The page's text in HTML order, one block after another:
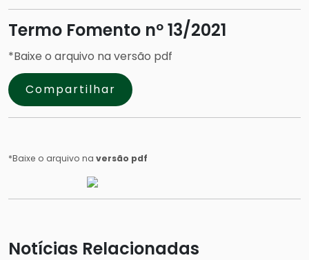
Termo Fomento nº 13/2021
*Baixe o arquivo na versão pdf
Compartilhar
*Baixe o arquivo na versão pdf
Notícias Relacionadas